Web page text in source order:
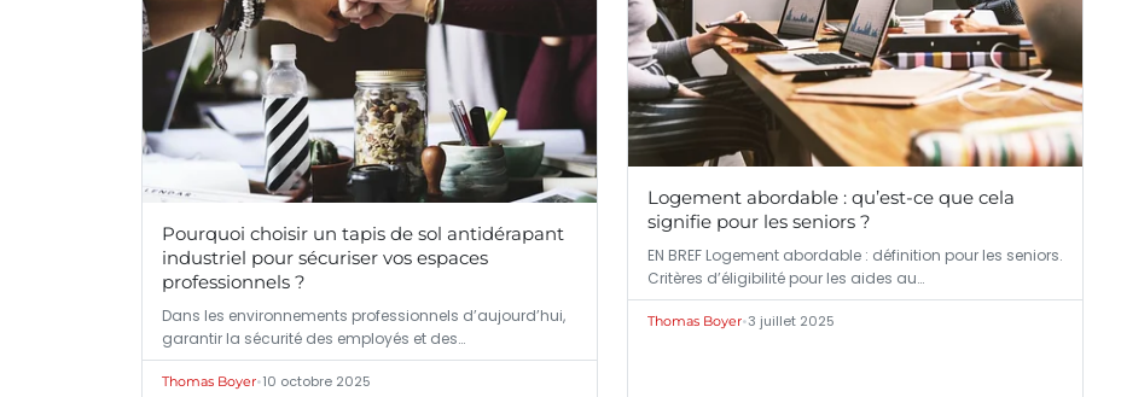
Pourquoi choisir un tapis de sol antidérapant
industriel pour sécuriser vos espaces
professionnels ?
Dans les environnements professionnels d’aujourd’hui,
garantir la sécurité des employés et des…
Thomas Boyer•10 octobre 2025
Logement abordable : qu’est-ce que cela
signifie pour les seniors ?
EN BREF Logement abordable : définition pour les seniors.
Critères d’éligibilité pour les aides au…
Thomas Boyer•3 juillet 2025